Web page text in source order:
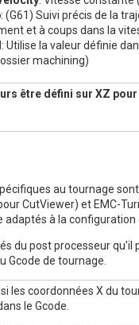
: (G61) Suivi précis de la
et à coups dans la
: Utilise la valeur définie
machining)
être défini sur XZ
au tournage
CutViewer) et EMC-
à la configuration
du post processeur qu'il
Gcode de tournage.
les coordonnées X du
le Gcode.